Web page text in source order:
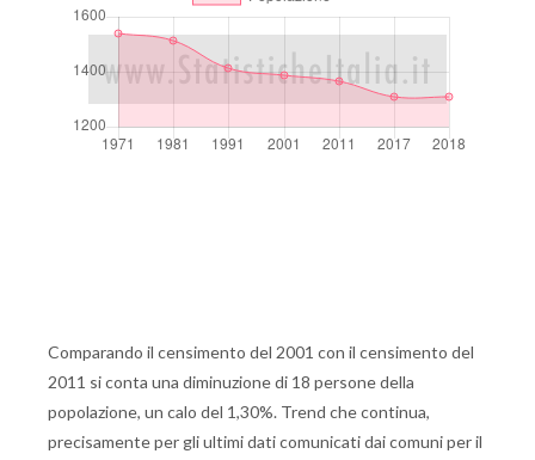
Comparando il censimento del 2001 con il censimento del
2011 si conta una diminuzione di 18 persone della
popolazione, un calo del 1,30%. Trend che continua,
precisamente per gli ultimi dati comunicati dai comuni per il